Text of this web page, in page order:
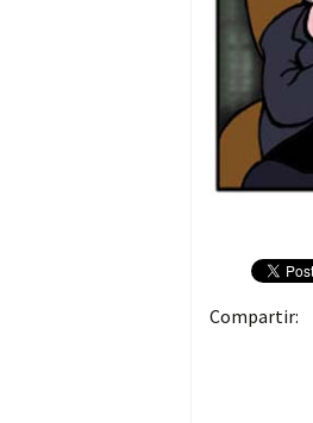
Compartir: